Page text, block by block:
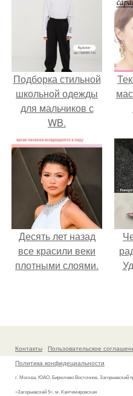
Подборка стильной
школьной одежды
для мальчиков с
WB.
Десять лет назад
все красили веки
плотными слоями.
Контакты
Пользовательское
Политика конфидециальности
г. Москва, ЮАО, Бирюлево Восточное, Загорьевский
«Загорьевский 5», м. Кантемировская